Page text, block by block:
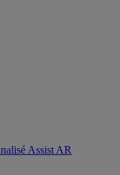
Assist AR